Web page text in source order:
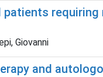
requiring
Giovanni
and